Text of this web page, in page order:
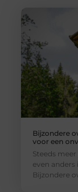
Bijzondere
voor een
Steeds
even
Bijzondere